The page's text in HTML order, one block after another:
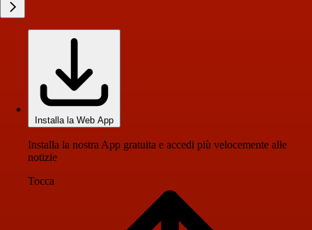
Installa la Web App
Installa la nostra App gratuita e accedi più velocemente alle
notizie
Tocca